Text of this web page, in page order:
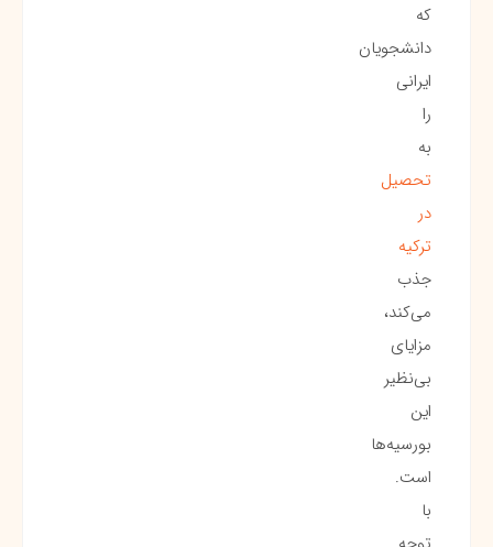
که
دانشجویان
ایرانی
را
به
تحصیل
در
ترکیه
جذب
می‌کند،
مزایای
بی‌نظیر
این
بورسیه‌ها
است.
با